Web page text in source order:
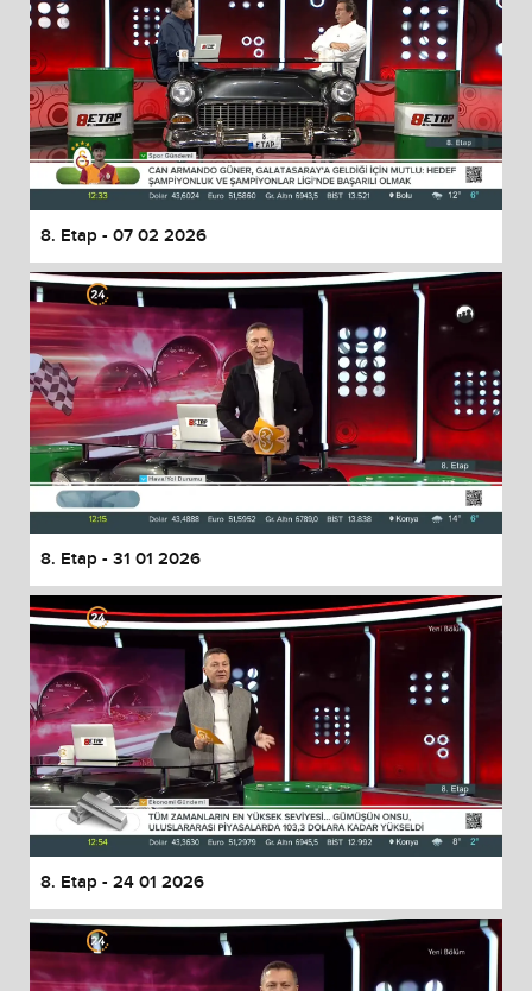
8. Etap - 07 02 2026
8. Etap - 31 01 2026
8. Etap - 24 01 2026